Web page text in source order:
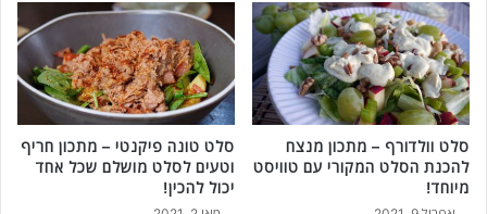
ת
ע
ם
א
ו
ר
ז
!
ל
ק
ק
א
ת
ה
א
צ
ב
סלט וולדורף – מתכון מנצח
להכנת הסלט המקורי עם טוויסט
מיוחד!
סלט טונה פיקנטי – מתכון חריף
וטעים לסלט מושלם שכל אחד
יכול להכין!